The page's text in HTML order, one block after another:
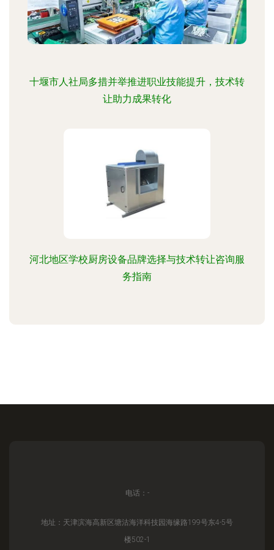
十堰市人社局多措并举推进职业技能提升，技术转
让助力成果转化
河北地区学校厨房设备品牌选择与技术转让咨询服
务指南
电话：-
地址：天津滨海高新区塘沽海洋科技园海缘路199号东4-5号
楼502-1